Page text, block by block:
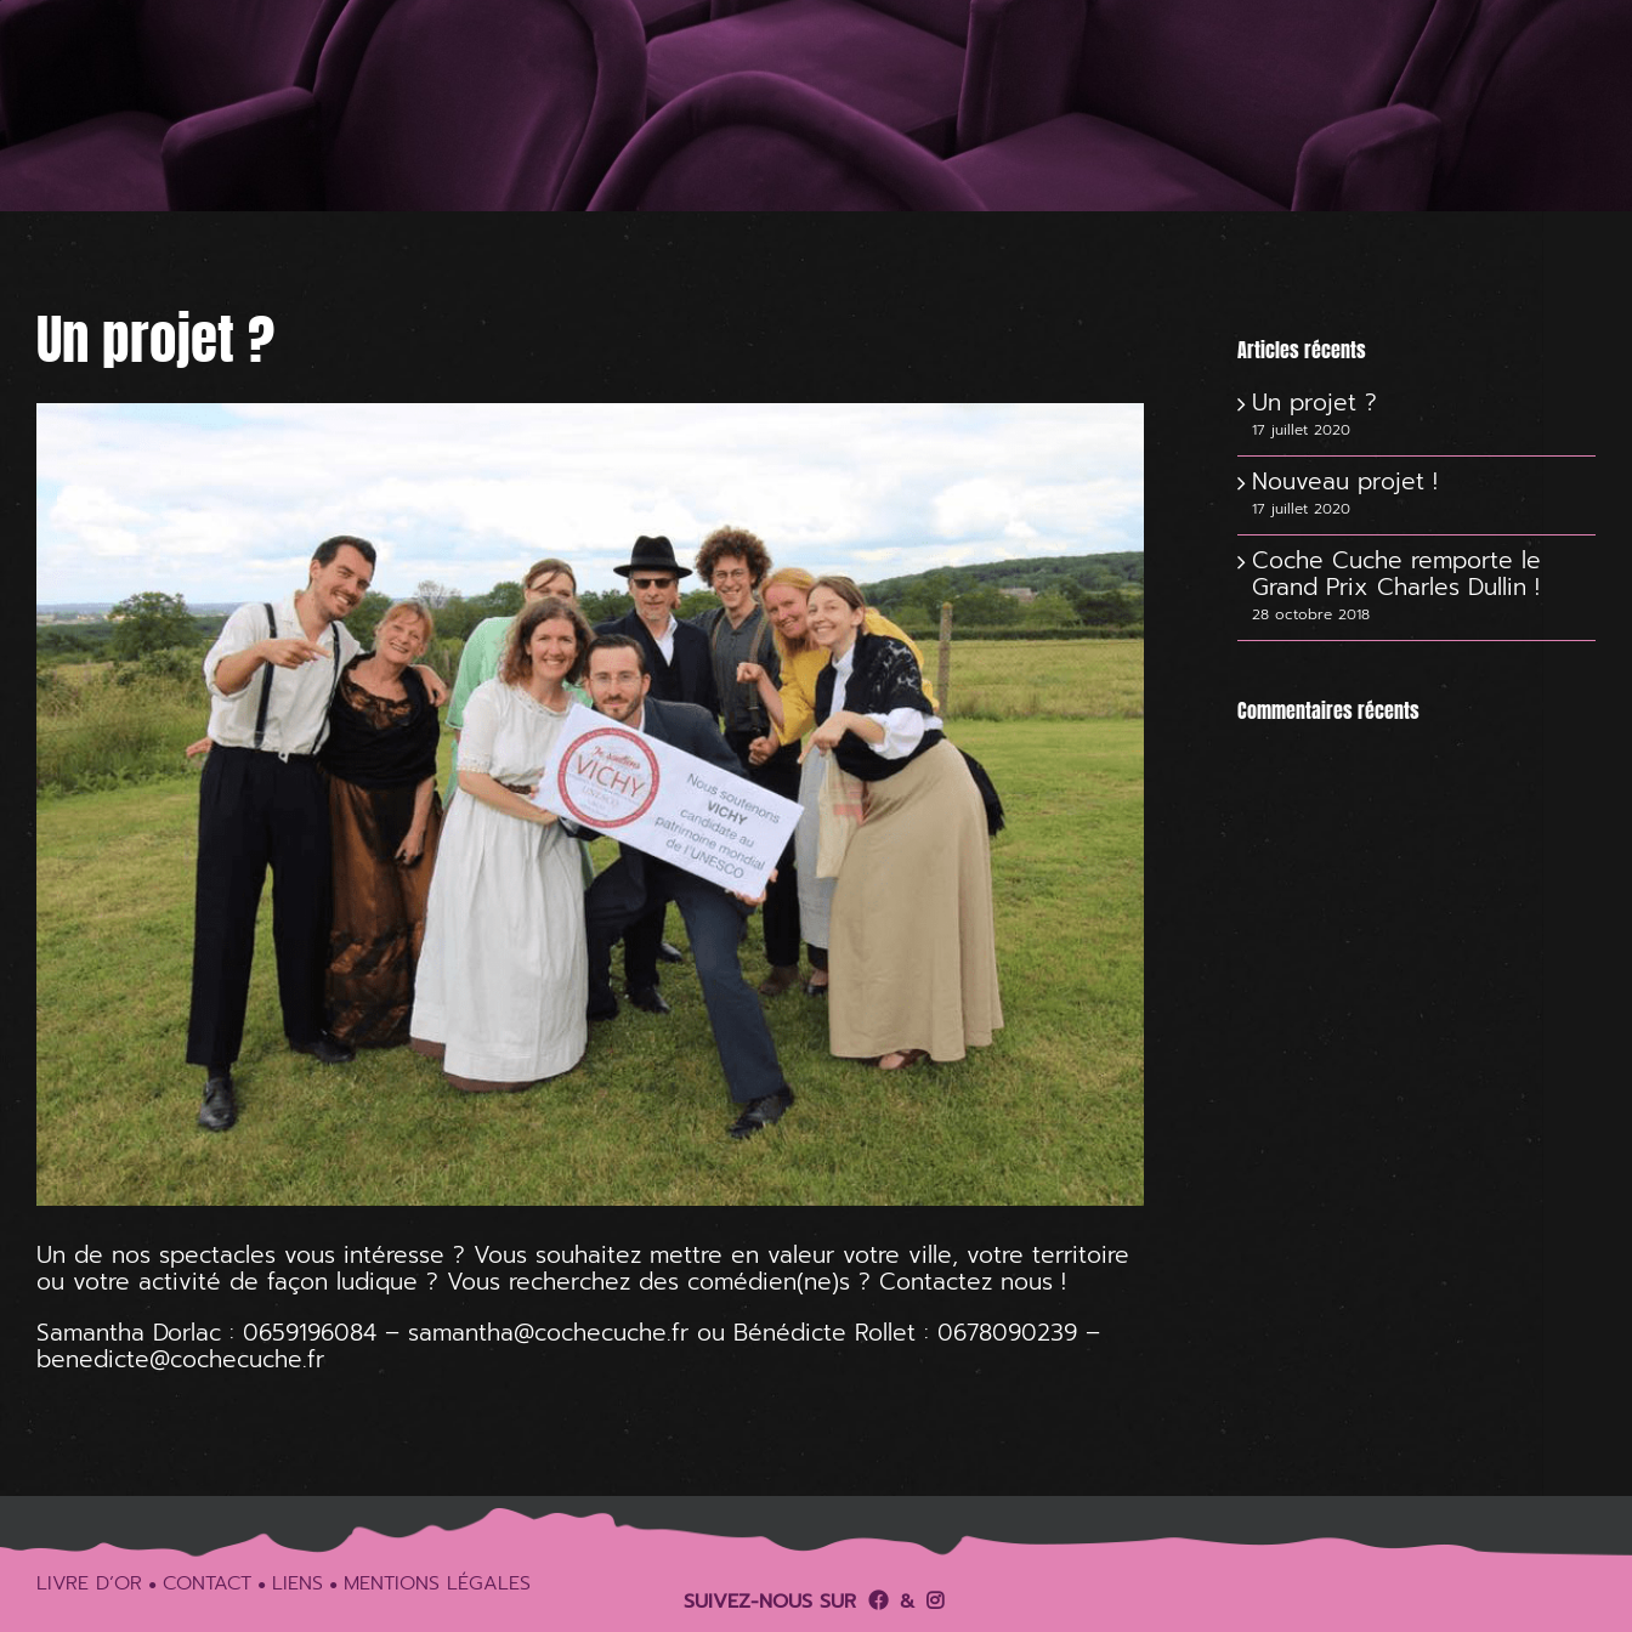
Un projet ?
Voir
Un de nos spectacles vous intéresse ? Vous souhaitez mettre en valeur votre ville, votre territoire
ou votre activité de façon ludique ? Vous recherchez des comédien(ne)s ? Contactez nous !
Samantha Dorlac : 0659196084 – samantha@cochecuche.fr ou Bénédicte Rollet : 0678090239 –
benedicte@cochecuche.fr
Articles récents
Un projet ?
17 juillet 2020
Nouveau projet !
17 juillet 2020
Coche Cuche remporte le
Grand Prix Charles Dullin !
28 octobre 2018
Commentaires récents
LIVRE D’OR CONTACT LIENS MENTIONS LÉGALES
SUIVEZ-NOUS SUR &